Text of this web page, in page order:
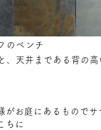
のベンチ
、天井まである背の
がお庭にあるもので
ちに